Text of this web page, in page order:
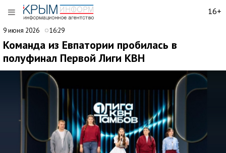
16+
9 июня 2026 16:29
Команда из Евпатории пробилась в
полуфинал Первой Лиги КВН